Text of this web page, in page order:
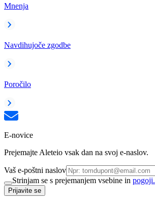
Mnenja
Navdihujoče zgodbe
Poročilo
E-novice
Prejemajte Aleteio vsak dan na svoj e-naslov.
Vaš e-poštni naslov
Strinjam se s prejemanjem vsebine in pogoji.
Prijavite se